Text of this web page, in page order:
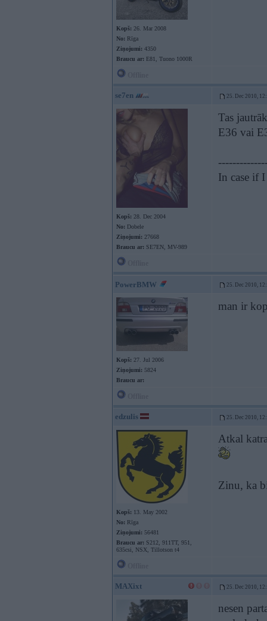
Kopš: 26. Mar 2008
No: Rīga
Ziņojumi: 4350
Braucu ar: E81, Tuono 1000R
se7en 25. Dec 2010,
Kopš: 28. Dec 2004
No: Dobele
Ziņojumi: 27668
Braucu ar: SE7EN, MV-989
Tas
E36 vai
In case if
PowerBMW 25. Dec 2010,
Kopš: 27. Jul 2006
Ziņojumi: 5824
Braucu ar:
man ir
edzulis 25. Dec 2010,
Kopš: 13. May 2002
No: Rīga
Ziņojumi: 56481
Braucu ar: S212, 911TT, 951,
635csi, NSX, Tillotson t4
Atkal
Zinu, ka
MAXixt 25. Dec 2010,
nesen